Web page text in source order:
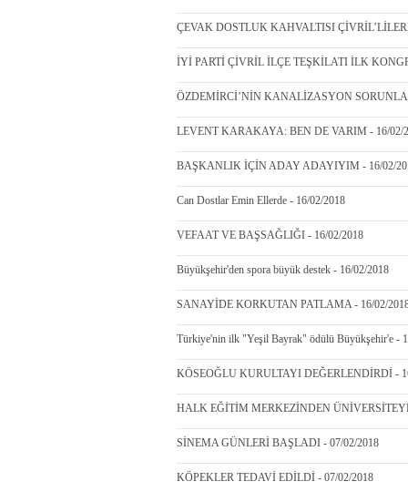
ÇEVAK DOSTLUK KAHVALTISI
İYİ PARTİ ÇİVRİL İLÇE TEŞKİLATI İLK
ÖZDEMİRCİ’NİN KANALİZASYON
LEVENT KARAKAYA: BEN DE VARIM - 16/02/
BAŞKANLIK İÇİN ADAY ADAYIYIM - 16/02/
Can Dostlar Emin Ellerde - 16/02/2018
VEFAAT VE BAŞSAĞLIĞI - 16/02/2018
Büyükşehir'den spora büyük destek - 16/02/2018
SANAYİDE KORKUTAN PATLAMA - 16/02/
Türkiye'nin ilk "Yeşil Bayrak" ödülü Büyükşehir'e -
KÖSEOĞLU KURULTAYI DEĞERLENDİRDİ -
HALK EĞİTİM MERKEZİNDEN
SİNEMA GÜNLERİ BAŞLADI - 07/02/2018
KÖPEKLER TEDAVİ EDİLDİ - 07/02/2018